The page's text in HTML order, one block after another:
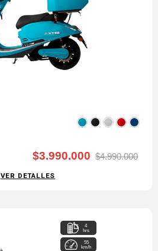
$3.990.000 $4.990.000
VER DETALLES
4
hrs
55
km/h